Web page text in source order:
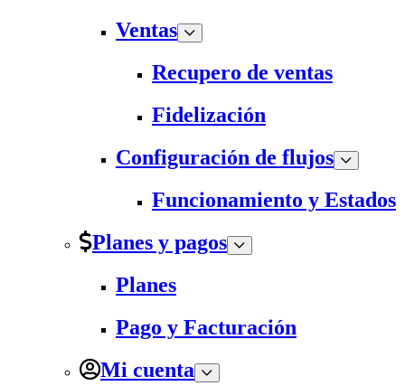
Ventas
Recupero de ventas
Fidelización
Configuración de flujos
Funcionamiento y Estados
Planes y pagos
Planes
Pago y Facturación
Mi cuenta